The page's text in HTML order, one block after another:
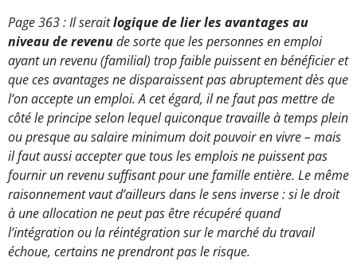
Page 363 : Il seraitlogique de lier les avantages au
niveau de revenude sorte que les personnes en emploi
ayant un revenu (familial) trop faible puissent en bénéficier et
que ces avantages ne disparaissent pas abruptement dès que
l’on accepte un emploi. A cet égard, il ne faut pas mettre de
côté le principe selon lequel quiconque travaille à temps plein
ou presque au salaire minimum doit pouvoir en vivre – mais
il faut aussi accepter que tous les emplois ne puissent pas
fournir un revenu suffisant pour une famille entière. Le même
raisonnement vaut d’ailleurs dans le sens inverse : si le droit
à une allocation ne peut pas être récupéré quand
l’intégration ou la réintégration sur le marché du travail
échoue, certains ne prendront pas le risque.